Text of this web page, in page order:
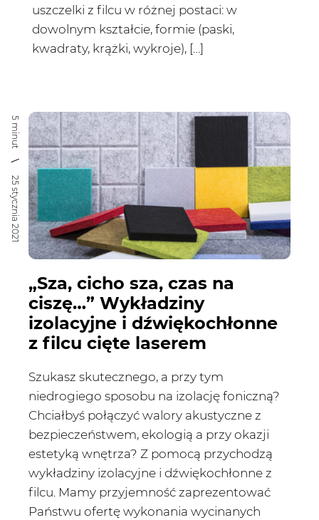
uszczelki z filcu w różnej postaci: w
dowolnym kształcie, formie (paski,
kwadraty, krążki, wykroje), […]
5 minut
25 stycznia 2021
„Sza, cicho sza, czas na
ciszę…” Wykładziny
izolacyjne i dźwiękochłonne
z filcu cięte laserem
Szukasz skutecznego, a przy tym
niedrogiego sposobu na izolację foniczną?
Chciałbyś połączyć walory akustyczne z
bezpieczeństwem, ekologią a przy okazji
estetyką wnętrza? Z pomocą przychodzą
wykładziny izolacyjne i dźwiękochłonne z
filcu. Mamy przyjemność zaprezentować
Państwu ofertę wykonania wycinanych